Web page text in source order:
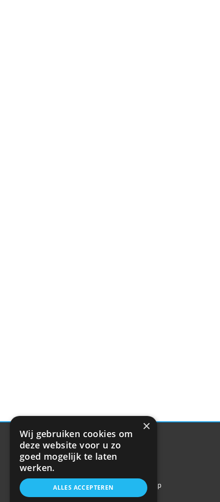
Klantenservice
ons
Contact
Gereedschap
Tuning
×
Wij gebruiken cookies om
deze website voor u zo
goed mogelijk te laten
werken.
ALLES ACCEPTEREN